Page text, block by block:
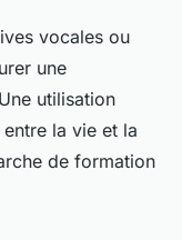
vocales ou
une
utilisation
la vie et la
de formation